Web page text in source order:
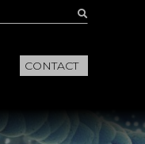
CONTACT